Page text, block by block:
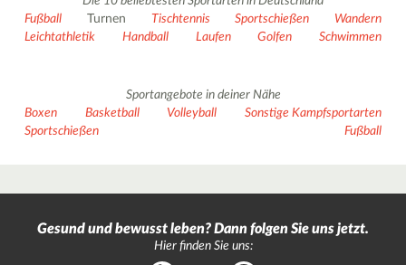
Fußball
Turnen Tischtennis Sportschießen
Wandern
Leichtathletik
Handball Laufen Golfen Schwimmen
Sportangebote in deiner Nähe
Boxen
Basketball Volleyball
Sonstige Kampfsportarten
Sportschießen
Fußball
Gesund und bewusst leben? Dann folgen Sie uns jetzt.
Hier finden Sie uns: